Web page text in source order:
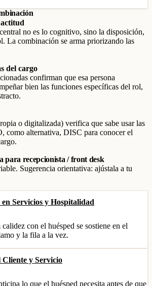
actitud
no es lo cognitivo, sino la disposición,
La combinación se arma priorizando las
del cargo
confirman que esa persona
bien las funciones específicas del rol,
o digitalizada) verifica que sabe usar las
como alternativa, DISC para conocer el
para recepcionista / front desk
Sugerencia orientativa: ajústala a tu
en Servicios y Hospitalidad
con el huésped se sostiene en el
y la fila a la vez.
y Servicio
lo que el huésped necesita antes de que